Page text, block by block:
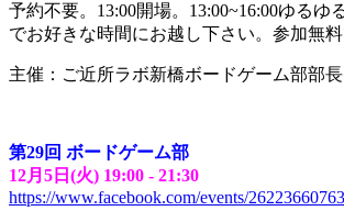
予約不要。13:00開場。13:00~16:00ゆるゆ
でお好きな時間にお越し下さい。参加無料
主催：ご近所ラボ新橋ボードゲーム部部
第29回 ボードゲーム部
12月 5 日 (火) 19:00 - 21:30
https://www.facebook.com/events/